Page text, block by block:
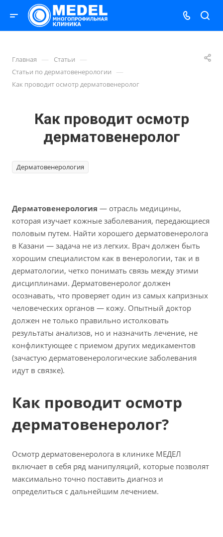
Главная — Статьи —
Статьи по дерматовенерологии —
Как проводит осмотр дерматовенеролог
Как проводит осмотр
дерматовенеролог
Дерматовенерология
Дерматовенерология — отрасль медицины,
которая изучает кожные заболевания, передающиеся
половым путем. Найти хорошего дерматовенеролога
в Казани — задача не из легких. Врач должен быть
хорошим специалистом как в венерологии, так и в
дерматологии, четко понимать связь между этими
дисциплинами. Дерматовенеролог должен
осознавать, что проверяет один из самых капризных
человеческих органов — кожу. Опытный доктор
должен не только правильно истолковать
результаты анализов, но и назначить лечение, не
конфликтующее с приемом других медикаментов
(зачастую дерматовенерологические заболевания
идут в связке).
Как проводит осмотр
дерматовенеролог?
Осмотр дерматовенеролога в клинике МЕДЕЛ
включает в себя ряд манипуляций, которые позволят
максимально точно поставить диагноз и
определиться с дальнейшим лечением.